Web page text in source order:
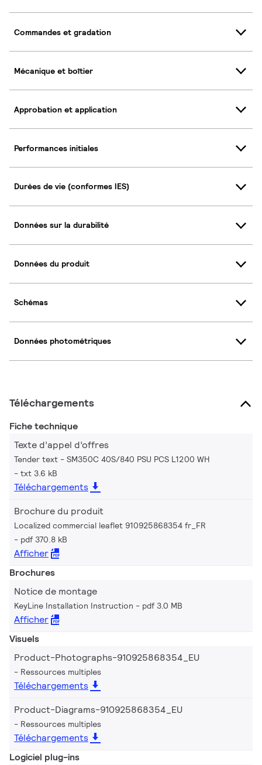
Commandes et gradation
Mécanique et boîtier
Approbation et application
Performances initiales
Durées de vie (conformes IES)
Données sur la durabilité
Données du produit
Schémas
Données photométriques
Téléchargements
Fiche technique
Texte d’appel d’offres
Tender text - SM350C 40S/840 PSU PCS L1200 WH
txt 3.6 kB
Téléchargements
Brochure du produit
Localized commercial leaflet 910925868354 fr_FR
pdf 370.8 kB
Afficher
Brochures
Notice de montage
KeyLine Installation Instruction pdf 3.0 MB
Afficher
Visuels
Product-Photographs-910925868354_EU
Ressources multiples
Téléchargements
Product-Diagrams-910925868354_EU
Ressources multiples
Téléchargements
Logiciel plug-ins